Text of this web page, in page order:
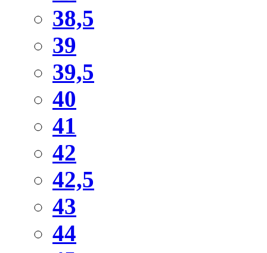
38,5
39
39,5
40
41
42
42,5
43
44